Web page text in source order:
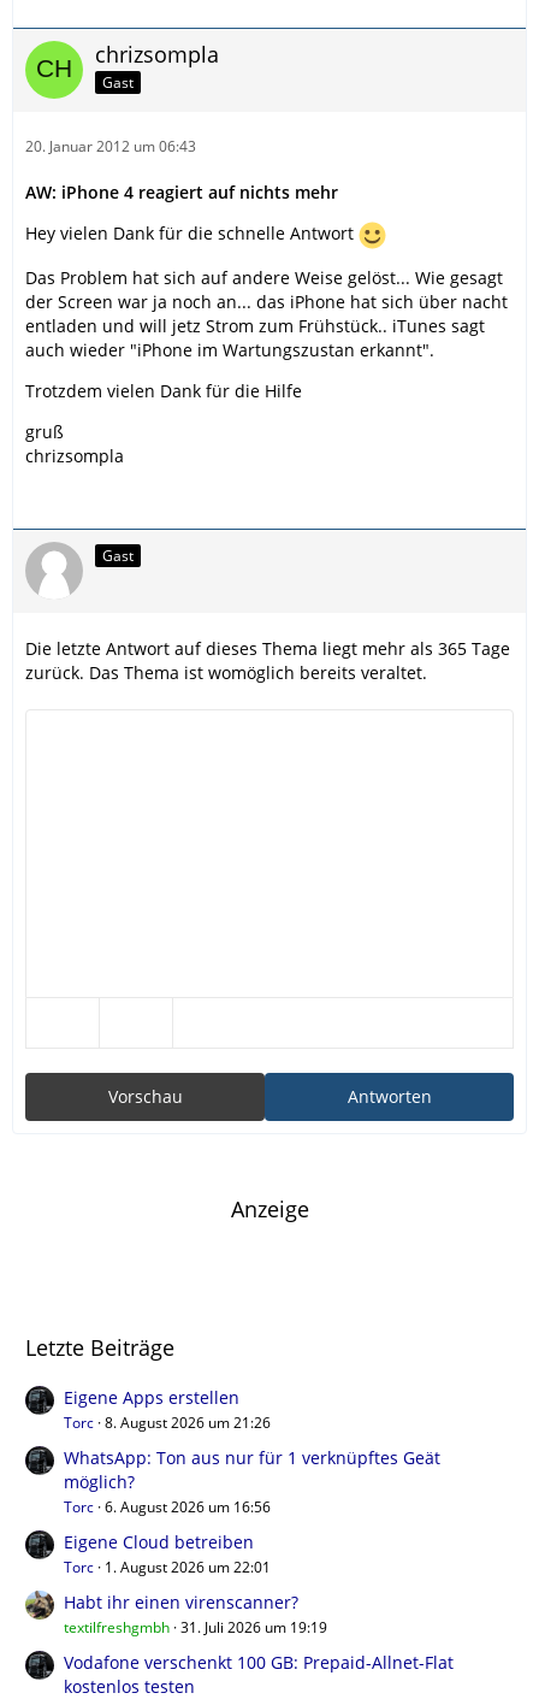
chrizsompla
Gast
20. Januar 2012 um 06:43
AW: iPhone 4 reagiert auf nichts mehr
Hey vielen Dank für die schnelle Antwort
Das Problem hat sich auf andere Weise gelöst... Wie gesagt
der Screen war ja noch an... das iPhone hat sich über nacht
entladen und will jetz Strom zum Frühstück.. iTunes sagt
auch wieder "iPhone im Wartungszustan erkannt".
Trotzdem vielen Dank für die Hilfe
gruß
chrizsompla
Gast
Die letzte Antwort auf dieses Thema liegt mehr als 365 Tage
zurück. Das Thema ist womöglich bereits veraltet.
Antworten
Vorschau
Anzeige
Letzte Beiträge
Eigene Apps erstellen
Torc 8. August 2026 um 21:26
WhatsApp: Ton aus nur für 1 verknüpftes Geät
möglich?
Torc 6. August 2026 um 16:56
Eigene Cloud betreiben
Torc 1. August 2026 um 22:01
Habt ihr einen virenscanner?
textilfreshgmbh 31. Juli 2026 um 19:19
Vodafone verschenkt 100 GB: Prepaid-Allnet-Flat
kostenlos testen